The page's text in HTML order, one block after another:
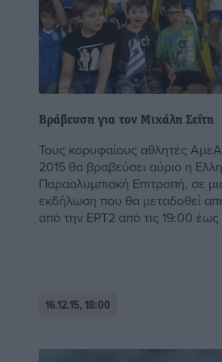
Βράβευση για τον Μιχάλη Σεΐτη
Τους κορυφαίους αθλητές ΑμεΑ
2015 θα βραβεύσει αύριο η
Παραολυμπιακή Επιτροπή, σε
εκδήλωση που θα μεταδοθεί
από την ΕΡΤ2 από τις 19:00 έως
16.12.15, 18:00